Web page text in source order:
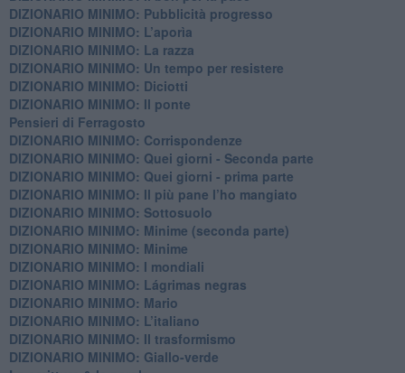
DIZIONARIO MINIMO: Pubblicità progresso
DIZIONARIO MINIMO: L’aporìa
DIZIONARIO MINIMO: La razza
DIZIONARIO MINIMO: Un tempo per resistere
DIZIONARIO MINIMO: Diciotti
DIZIONARIO MINIMO: Il ponte
Pensieri di Ferragosto
DIZIONARIO MINIMO: Corrispondenze
DIZIONARIO MINIMO: Quei giorni - Seconda parte
DIZIONARIO MINIMO: Quei giorni - prima parte
DIZIONARIO MINIMO: Il più pane l’ho mangiato
DIZIONARIO MINIMO: Sottosuolo
DIZIONARIO MINIMO: Minime (seconda parte)
DIZIONARIO MINIMO: Minime
DIZIONARIO MINIMO: ​I mondiali
DIZIONARIO MINIMO: ​Lágrimas negras
DIZIONARIO MINIMO: Mario
DIZIONARIO MINIMO: L’italiano
DIZIONARIO MINIMO: Il trasformismo
DIZIONARIO MINIMO: Giallo-verde